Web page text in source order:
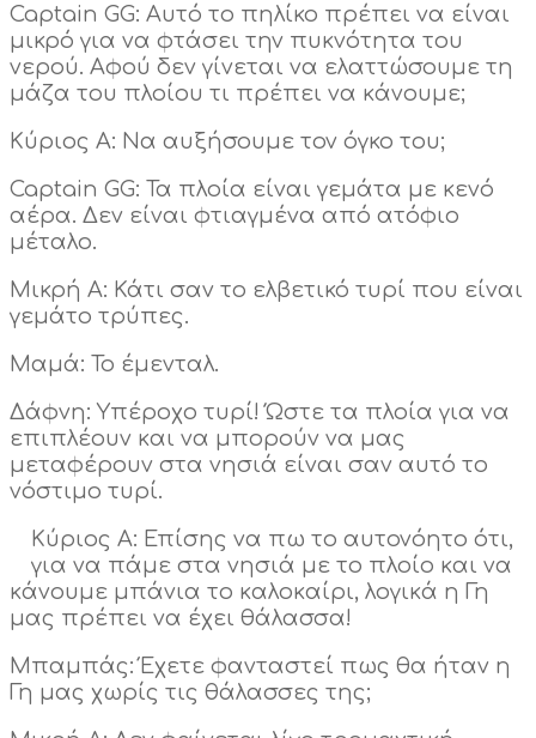
Captain GG: Αυτό το πηλίκο πρέπει να είναι
μικρό για να φτάσει την πυκνότητα του
νερού. Αφού δεν γίνεται να ελαττώσουμε τη
μάζα του πλοίου τι πρέπει να κάνουμε;
Κύριος Α: Να αυξήσουμε τον όγκο του;
Captain GG: Τα πλοία είναι γεμάτα με κενό
αέρα. Δεν είναι φτιαγμένα από ατόφιο
μέταλο.
Μικρή Α: Κάτι σαν το ελβετικό τυρί που είναι
γεμάτο τρύπες.
Μαμά: Το έμενταλ.
Δάφνη: Υπέροχο τυρί! Ώστε τα πλοία για να
επιπλέουν και να μπορούν να μας
μεταφέρουν στα νησιά είναι σαν αυτό το
νόστιμο τυρί.
Κύριος Α: Επίσης να πω το αυτονόητο ότι,
για να πάμε στα νησιά με το πλοίο και να
κάνουμε μπάνια το καλοκαίρι, λογικά η Γη
μας πρέπει να έχει θάλασσα!
Μπαμπάς: Έχετε φανταστεί πως θα ήταν η
Γη μας χωρίς τις θάλασσες της;